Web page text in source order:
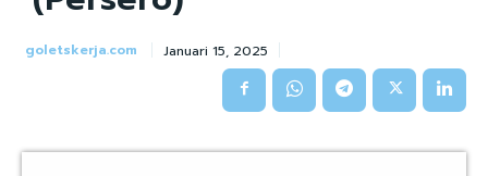
goletskerja.com Januari 15, 2025